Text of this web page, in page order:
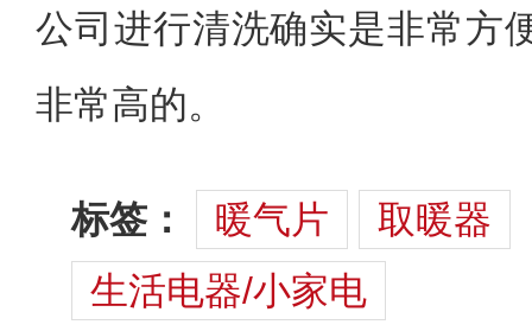
公司进行清洗确实是非常方
非常高的。
标签： 暖气片
取暖器
生活电器/小家电